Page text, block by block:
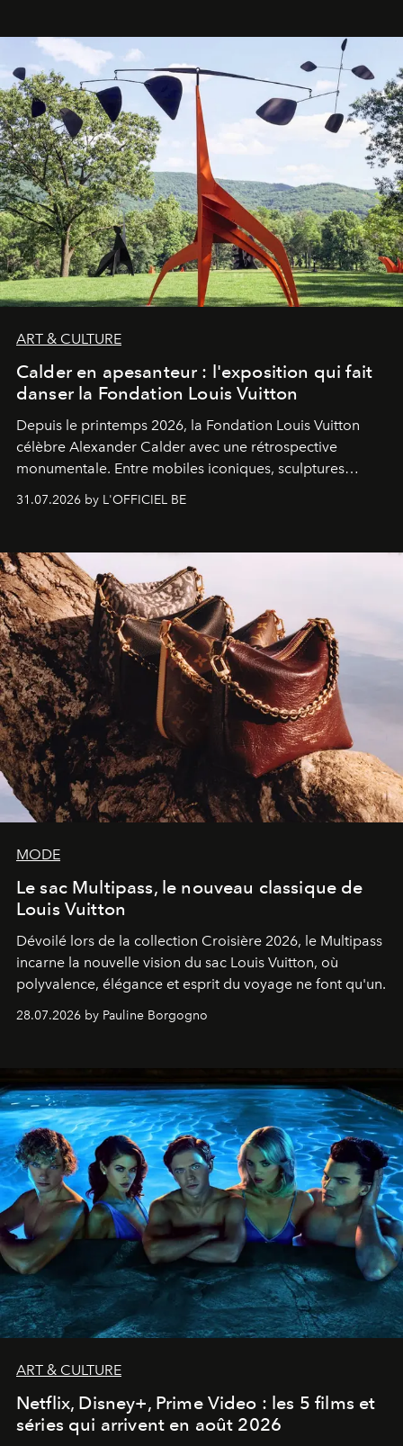
ART & CULTURE
Calder en apesanteur : l'exposition qui fait
danser la Fondation Louis Vuitton
Depuis le printemps 2026, la Fondation Louis Vuitton
célèbre Alexander Calder avec une rétrospective
monumentale. Entre mobiles iconiques, sculptures
américain investit les espaces imaginés par Frank Gehry
sculpture.
31.07.2026 by L'OFFICIEL BE
MODE
Le sac Multipass, le nouveau classique de
Louis Vuitton
Dévoilé lors de la collection Croisière 2026, le Multipass
incarne la nouvelle vision du sac Louis Vuitton, où
polyvalence, élégance et esprit du voyage ne font qu'un.
28.07.2026 by Pauline Borgogno
ART & CULTURE
Netflix, Disney+, Prime Video : les 5 films et
séries qui arrivent en août 2026